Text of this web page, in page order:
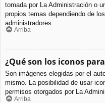
tomada por La Administración o
propios temas dependiendo de
administradores.
Arriba
¿Qué son los iconos
Son imágenes elegidas por el
mismo. La posibilidad de usar
permisos otorgados por La
Arriba